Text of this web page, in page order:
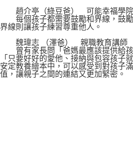
趙介亭（綠豆爸） 可能幸福學
每個孩子都需要鼓勵和界線，鼓勵
界線則讓孩子練習尊重他人。
魏瑋志 （澤爸） 親職教育講師
曾有家長問「爸媽最應該提供給孩
「只要好好的愛他、接納與包容孩子
安定教養繪本中，可以感受到對孩子
值，讓親子之間的連結又更加緊密。